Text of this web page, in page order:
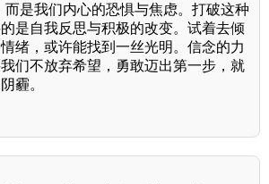
而是我们内心的恐惧与焦虑。打破这种
是自我反思与积极的改变。试着去倾
绪，或许能找到一丝光明。信念的力
们不放弃希望，勇敢迈出第一步，就
霾。